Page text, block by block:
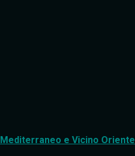
Mediterraneo e Vicino Oriente